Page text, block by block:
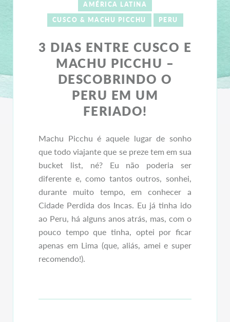
AMÉRICA LATINA
CUSCO & MACHU PICCHU
PERU
3 DIAS ENTRE CUSCO E
MACHU PICCHU –
DESCOBRINDO O
PERU EM UM
FERIADO!
Machu Picchu é aquele lugar de sonho
que todo viajante que se preze tem em sua
bucket list, né? Eu não poderia ser
diferente e, como tantos outros, sonhei,
durante muito tempo, em conhecer a
Cidade Perdida dos Incas. Eu já tinha ido
ao Peru, há alguns anos atrás, mas, com o
pouco tempo que tinha, optei por ficar
apenas em Lima (que, aliás, amei e super
recomendo!).